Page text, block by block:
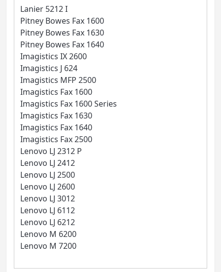
Lanier 5212 I
Pitney Bowes Fax 1600
Pitney Bowes Fax 1630
Pitney Bowes Fax 1640
Imagistics IX 2600
Imagistics J 624
Imagistics MFP 2500
Imagistics Fax 1600
Imagistics Fax 1600 Series
Imagistics Fax 1630
Imagistics Fax 1640
Imagistics Fax 2500
Lenovo LJ 2312 P
Lenovo LJ 2412
Lenovo LJ 2500
Lenovo LJ 2600
Lenovo LJ 3012
Lenovo LJ 6112
Lenovo LJ 6212
Lenovo M 6200
Lenovo M 7200